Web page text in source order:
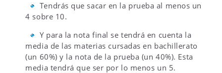
Tendrás que sacar en la prueba al menos un
4 sobre 10.
Y para la nota final se tendrá en cuenta la
media de las materias cursadas en bachillerato
(un 60%) y la nota de la prueba (un 40%). Esta
media tendrá que ser por lo menos un 5.